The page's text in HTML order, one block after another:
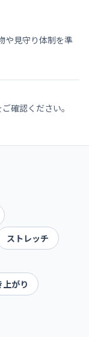
や見守り体制を準
ご確認ください。
ストレッチ
がり